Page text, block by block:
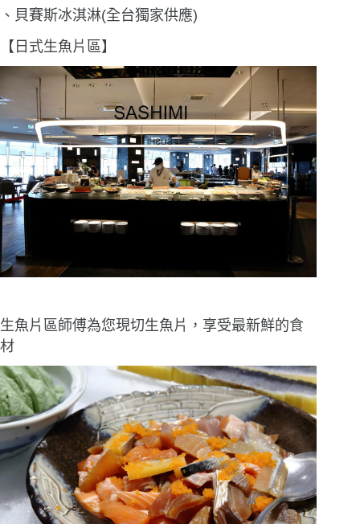
、貝賽斯冰淇淋(全台獨家供應)
【日式生魚片區】
生魚片區師傅為您現切生魚片，享受最新鮮的食
材